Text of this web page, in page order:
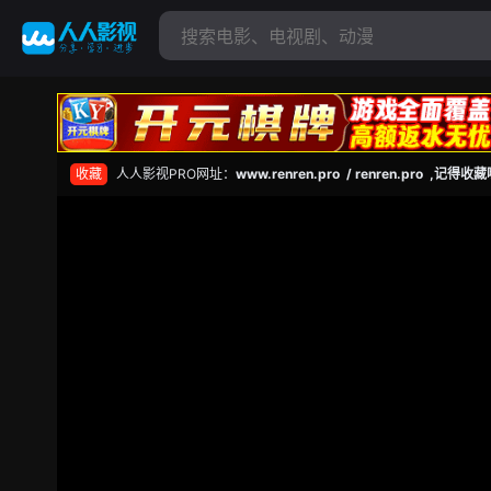
收藏 人人影视PRO网址： www.renren.pro / renren.pro ,记得收藏